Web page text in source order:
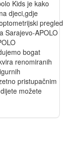
Kids je kako
djeci,gdje
pregled
Sarajevo-APOLO
bogat
renomiranih
pristupačnim
možete